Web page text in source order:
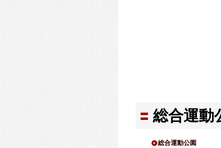
総合運動
総合運動公園